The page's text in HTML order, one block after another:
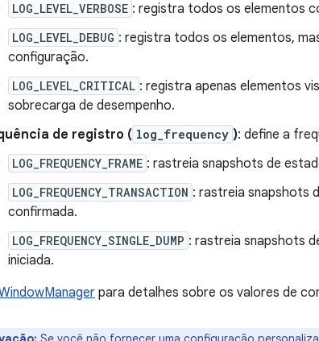
LOG_LEVEL_VERBOSE : registra todos os elementos
LOG_LEVEL_DEBUG : registra todos os elementos,
configuração.
LOG_LEVEL_CRITICAL : registra apenas elementos
sobrecarga de desempenho.
de registro ( log_frequency ): define a
LOG_FREQUENCY_FRAME : rastreia snapshots de
LOG_FREQUENCY_TRANSACTION : rastreia snapshots
confirmada.
LOG_FREQUENCY_SINGLE_DUMP : rastreia snapshots
iniciada.
para detalhes sobre os valores de